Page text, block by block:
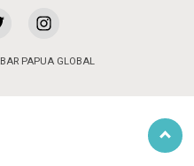
PAPUA GLOBAL